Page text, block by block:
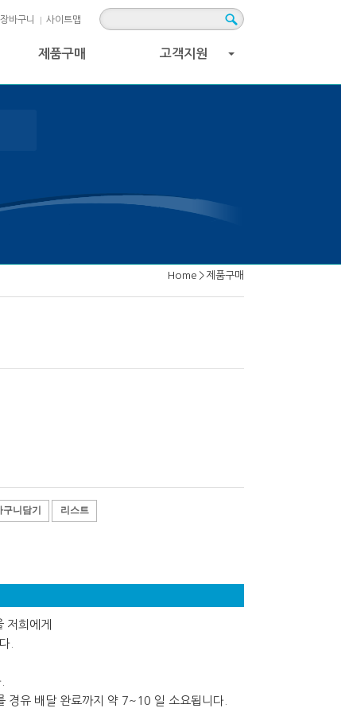
장바구니 사이트맵
제품구매 고객지원
Home > 제품구매
구니담기 리스트
저희에게
.
경유 배달 완료까지 약 7~10 일 소요됩니다.